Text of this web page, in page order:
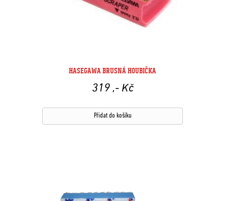
HASEGAWA BRUSNÁ HOUBIČKA
319 ,- Kč
Přidat do košíku